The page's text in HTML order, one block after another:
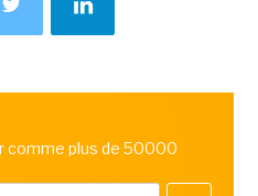
comme plus de 50000